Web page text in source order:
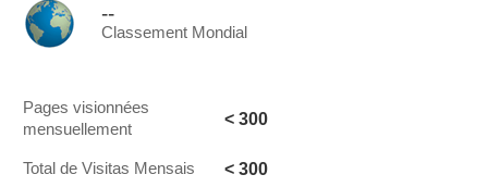
--
Classement Mondial
Pages visionnées
mensuellement
< 300
Total de Visitas Mensais < 300